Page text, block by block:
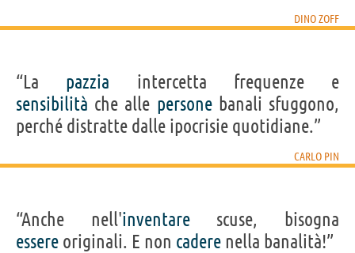
DINO ZOFF
“La pazzia intercetta frequenze e
sensibilità che alle personebanali sfuggono,
perché distratte dalle ipocrisie quotidiane.”
CARLO PIN
“Anche nell'inventarescuse, bisogna
essere originali. E non cadere nella banalità!”